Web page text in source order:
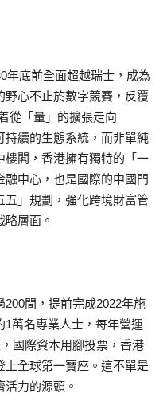
年底前全面超越瑞士，成為
心不止於數字競賽，反覆
從「量」的擴張走向
續的生態系統，而非單純
樓閣，香港擁有獨特的「一
中心，也是國際的中國門
五」規劃，強化跨境財富管
層面。
間，提前完成2022年施
萬名專業人士，每年營運
國際資本用腳投票，香港
上全球第一寶座。這不單是
力的源頭。